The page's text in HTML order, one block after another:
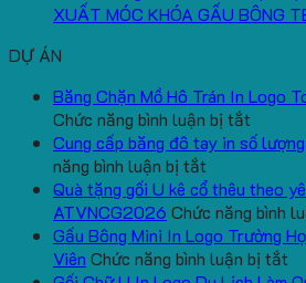
XUẤT MÓC KHÓA GẤU BÔNG
DỰ ÁN
Băng Chặn Mồ Hô Trán In Logo
Chức năng bình luận bị tắt
Băng
Mồ
Hô
Trán
In
Cung cấp băng đô tay in số
năng bình luận bị tắt
Cung
cấp
băng
đô
Quà tặng gối U kê cổ thêu theo
ATVNCG2026 Chức năng bình
Gấu Bông Mini In Logo Trường
Viên Chức năng bình luận bị tắt